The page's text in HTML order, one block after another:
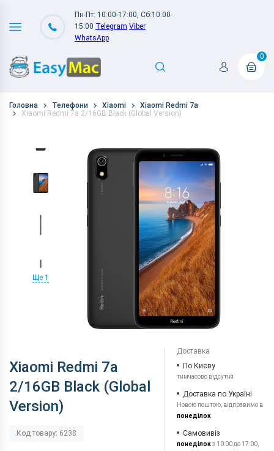
Пн-Пт: 10:00-17:00, Сб:10:00-
15:00 Telegram Viber
WhatsApp
0
Головна Телефони Xiaomi
Xiaomi Redmi 7a
Xiaomi Redmi 7a 2/16GB Black (Global Version)
Ще 1
Xiaomi Redmi 7a
2/16GB Black (Global
Version)
Код товару: 6238
Доставка
По Києву
тимчасово відсутня
Доставка по Україні
Новою поштою, відправимо в
понеділок
Самовивіз
понеділокз 10:00 до 17:00,